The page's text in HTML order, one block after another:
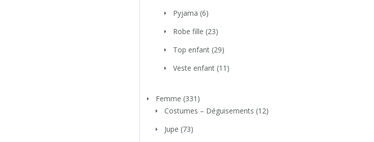
Pyjama (6)
Robe fille (23)
Top enfant (29)
Veste enfant (11)
Femme (331)
Costumes – Déguisements (12)
Jupe (73)